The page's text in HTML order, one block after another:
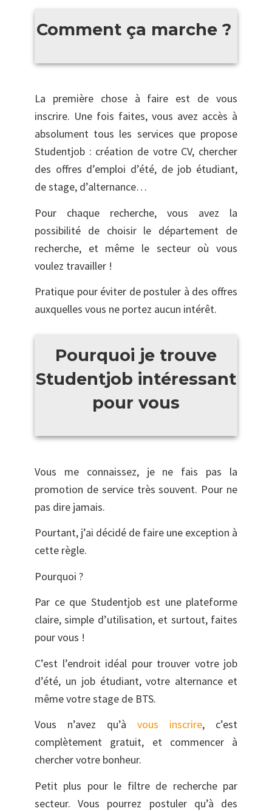
Comment ça marche ?
La première chose à faire est de vous
inscrire. Une fois faites, vous avez accès à
absolument tous les services que propose
Studentjob : création de votre CV, chercher
des offres d’emploi d’été, de job étudiant,
de stage, d’alternance…
Pour chaque recherche, vous avez la
possibilité de choisir le département de
recherche, et même le secteur où vous
voulez travailler !
Pratique pour éviter de postuler à des offres
auxquelles vous ne portez aucun intérêt.
Pourquoi je trouve
Studentjob intéressant
pour vous
Vous me connaissez, je ne fais pas la
promotion de service très souvent. Pour ne
pas dire jamais.
Pourtant, j’ai décidé de faire une exception à
cette règle.
Pourquoi ?
Par ce que Studentjob est une plateforme
claire, simple d’utilisation, et surtout, faites
pour vous !
C’est l’endroit idéal pour trouver votre job
d’été, un job étudiant, votre alternance et
même votre stage de BTS.
Vous n’avez qu’à vous inscrire, c’est
complètement gratuit, et commencer à
chercher votre bonheur.
Petit plus pour le filtre de recherche par
secteur. Vous pourrez postuler qu’à des